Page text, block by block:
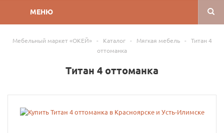
МЕНЮ
Мебельный маркет «ОКЕЙ» - Каталог - Мягкая мебель -
Титан 4
оттоманка
Титан 4 оттоманка